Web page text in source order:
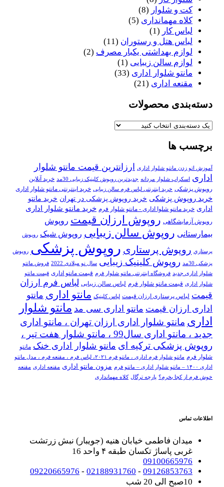
کت و شلوار (8)
کلاه مهمانداری (5)
لباس کار (1)
لباس هتل و رستوران (11)
لوازم بهداشتی یکبار مصرف (2)
لوازم سالن زیبایی (1)
مانتو شلوار اداری (33)
مقنعه اداری (21)
دسته‌بندی محصولات
برچسب ها
آموزش اتو زدن مانتو شلوار اداری
ارزانترین قیمت مانتو شلوار
اداری
اسکراب شلوار مردانه جدیدترین روپوش کلینیک زیبایی 30مد
خرید آنلاین
روپوش پزشکی خرید اینترنتی لباس فرم سالن زیبایی خرید اینترنتی مانتو شلوار اداری
خرید روپوش پزشکی خرید روپوش پزشکی در تهران خرید مانتو
اداری خرید مانتو شلوا اداری - مانتو شلوار فرم خرید مانتو شلوار اداری
روپوش آزمایشگاهی روپوش ارزان قیمت روپوش
بیمارستانی روپوش سالن زیبایی روپوش شیک روپوش
پرستاري روپوش پرستاری روپوش پزشکی روپوش
پزشکی 30مد روپوش کلینیک زیبایی سال نو میلادی 2022
فروش مانتو
شلوار اداری جدید فروشگاه اینترنتی مانتو شلوار فرم قیمت مانتو اداری قیمت مانتو
شلوار اداری قیمت مانتو شلوار فرم لباس سالن زیبایی لباس فرم ارزان
قیمت لباس پرستاری ارزان قیمت لباس کلینیک مانتو اداری مانتو
اداری ارزان قیمت مانتو اداری سی مد مانتو شلوار
اداری مانتو شلوار اداری ارزان تهران ، مانتو اداری
جدید ، مانتو اداری سال99 ، مانتو شلوار هفت تیر ،
روپوش پزشکی ترکیه ای مانتو شلوار اداری خنک مانتو
شلوار فرم
مانتو شلوار فرم اداری ، مانتو فرم ۲۰۲۱، لباس فرم ، مقنعه فرم ، مدل مانتو
اداری ۱۴۰۰ – مانتو شلوار اداری – مانتو فرم
مزون مانتو اداری مقنعه اداری مقنعه
خوش فرم از کجا بخرم؟ پارچه ترگال کلاه مهمانداری
اطلاعات تماس
میدان فاطمی خیابان هنیه (جویبار) نبش زرتشت
غربی پاساژ تکسان طبقه ۴ واحد 16
09100665976
09126853763
-
02188931760
-
09220665976
10صبح الی 20 شب